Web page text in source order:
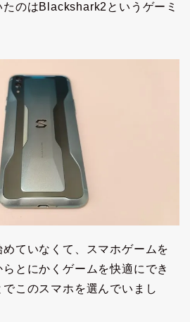
のはBlackshark2というゲーミ
ていなくて、スマホゲームを
とにかくゲームを快適にでき
このスマホを選んでいまし